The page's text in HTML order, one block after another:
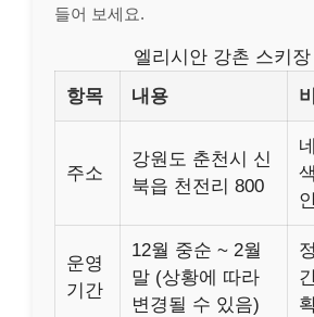
들어 보세요.
엘리시안 강촌 스키
항목
내용
주소
강원도 춘천시 신
북읍 천전리 800
운영
기간
12월 중순 ~ 2월
말 (상황에 따라
변경될 수 있음)